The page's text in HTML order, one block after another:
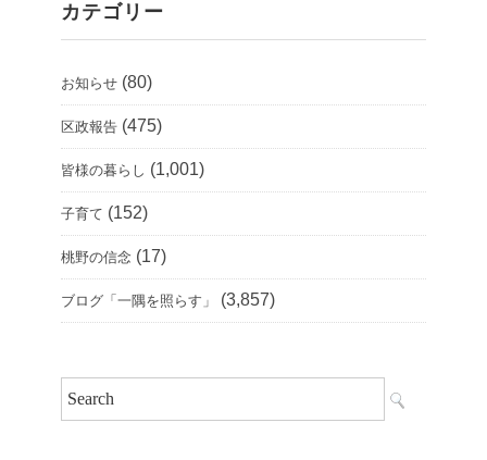
カテゴリー
お知らせ (80)
区政報告 (475)
皆様の暮らし (1,001)
子育て (152)
桃野の信念 (17)
ブログ「一隅を照らす」 (3,857)